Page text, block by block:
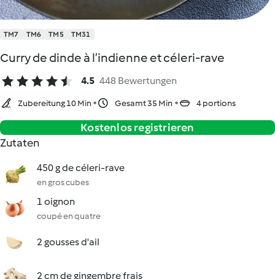
TM7 TM6 TM5 TM31
Curry de dinde à l’indienne et céleri-rave
4.5 448 Bewertungen
Zubereitung 10 Min Gesamt 35 Min 4 portions
Kostenlos registrieren
Zutaten
450 g de céleri-rave
en gros cubes
1 oignon
coupé en quatre
2 gousses d'ail
2 cm de gingembre frais